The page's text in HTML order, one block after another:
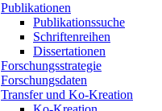
Publikationen
Publikationssuche
Schriftenreihen
Dissertationen
Forschungsstrategie
Forschungsdaten
Transfer und Ko-Kreation